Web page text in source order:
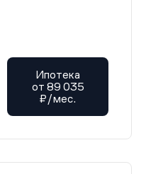
Ипотека
от 89 035
₽/мес.